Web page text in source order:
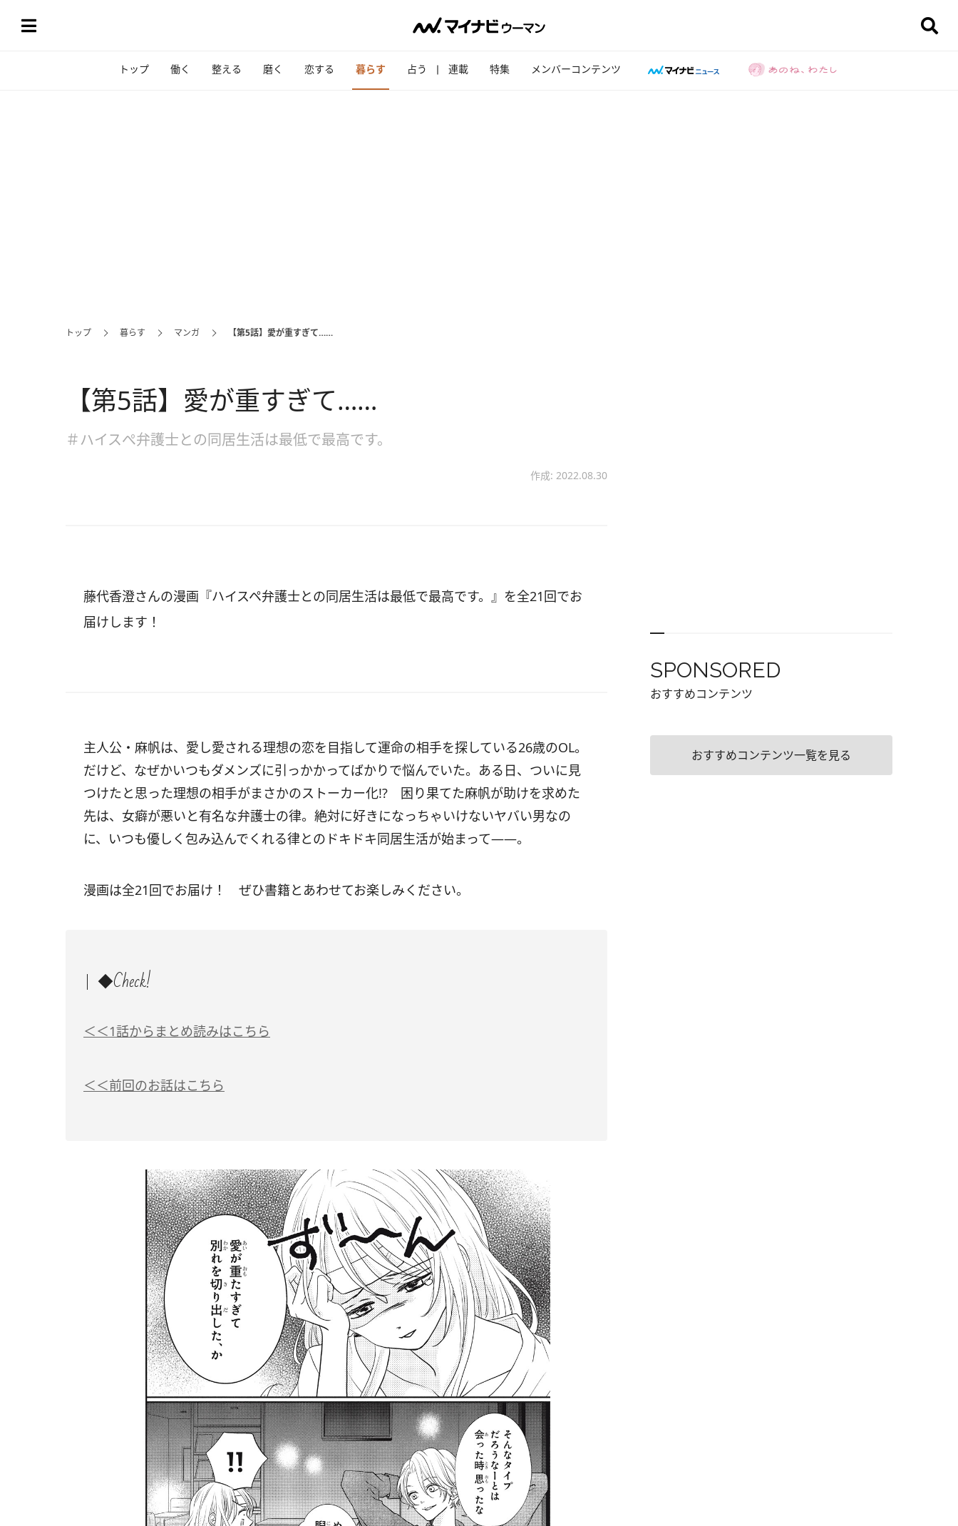
トップ 働く 整える 磨く 恋する 暮らす 占う 連載 特集 メンバーコンテンツ
トップ 暮らす マンガ 【第5話】愛が重すぎて……
【第5話】愛が重すぎて……
＃ハイスぺ弁護士との同居生活は最低で最高です。
作成: 2022.08.30
藤代香澄さんの漫画『ハイスペ弁護士との同居生活は最低で最高です。』を全21回でお
届けします！
主人公・麻帆は、愛し愛される理想の恋を目指して運命の相手を探している26歳のOL。
だけど、なぜかいつもダメンズに引っかかってばかりで悩んでいた。ある日、ついに見
つけたと思った理想の相手がまさかのストーカー化!? 困り果てた麻帆が助けを求めた
先は、女癖が悪いと有名な弁護士の律。絶対に好きになっちゃいけないヤバい男なの
に、いつも優しく包み込んでくれる律とのドキドキ同居生活が始まって――。
漫画は全21回でお届け！ ぜひ書籍とあわせてお楽しみください。
◆Check!
＜＜1話からまとめ読みはこちら
＜＜前回のお話はこちら
SPONSORED
おすすめコンテンツ
おすすめコンテンツ一覧を見る